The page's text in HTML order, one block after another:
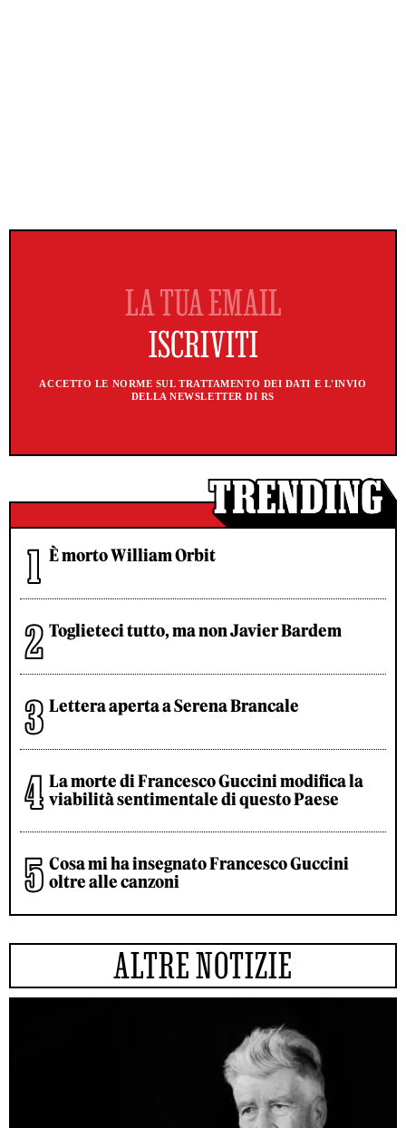
ACCETTO LE NORME SUL TRATTAMENTO DEI DATI E L'INVIO
DELLA NEWSLETTER DI RS
È morto William Orbit
Toglieteci tutto, ma non Javier Bardem
Lettera aperta a Serena Brancale
La morte di Francesco Guccini modifica la
viabilità sentimentale di questo Paese
Cosa mi ha insegnato Francesco Guccini
oltre alle canzoni
ALTRE NOTIZIE